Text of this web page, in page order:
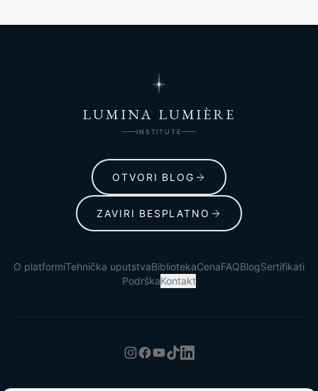
LUMINA LUMIÈRE
INSTITUTE
OTVORI BLOG
ZAVIRI BESPLATNO
O platformiTehnička uputstvaBibliotekaCenaFAQBlogSertifikati
PodrškaKontakt